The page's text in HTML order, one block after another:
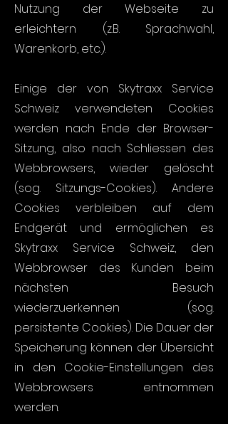
Nutzung der Webseite zu
erleichtern (z.B. Sprachwahl,
Warenkorb, etc.).
Einige der von Skytraxx Service
Schweiz verwendeten Cookies
werden nach Ende der Browser-
Sitzung, also nach Schliessen des
Webbrowsers, wieder gelöscht
(sog. Sitzungs-Cookies). Andere
Cookies verbleiben auf dem
Endgerät und ermöglichen es
Skytraxx Service Schweiz, den
Webbrowser des Kunden beim
nächsten Besuch
wiederzuerkennen (sog.
persistente Cookies). Die Dauer der
Speicherung können der Übersicht
in den Cookie-Einstellungen des
Webbrowsers entnommen
werden.